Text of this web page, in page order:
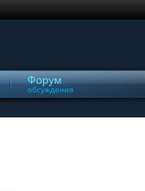
Форум
обсуждения